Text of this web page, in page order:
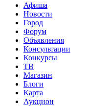
Афиша
Новости
Город
Форум
Объявления
Консультации
Конкурсы
ТВ
Магазин
Блоги
Карта
Аукцион